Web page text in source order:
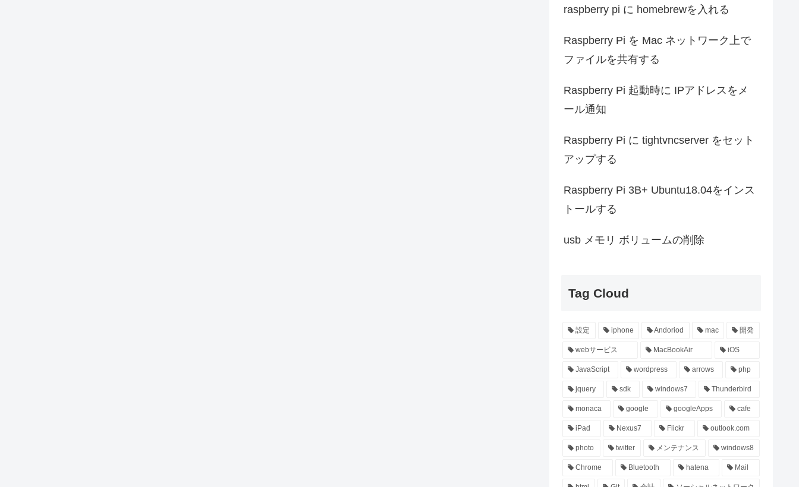
raspberry pi に homebrewを入れる
Raspberry Pi を Mac ネットワーク上で
ファイルを共有する
Raspberry Pi 起動時に IPアドレスをメ
ール通知
Raspberry Pi に tightvncserver をセット
アップする
Raspberry Pi 3B+ Ubuntu18.04をインス
トールする
usb メモリ ボリュームの削除
Tag Cloud
設定 iphone Andoriod mac 開発
webサービス MacBookAir iOS
JavaScript wordpress arrows php
jquery sdk windows7 Thunderbird
monaca google googleApps cafe
iPad Nexus7 Flickr outlook.com
photo twitter メンテナンス windows8
Chrome Bluetooth hatena Mail